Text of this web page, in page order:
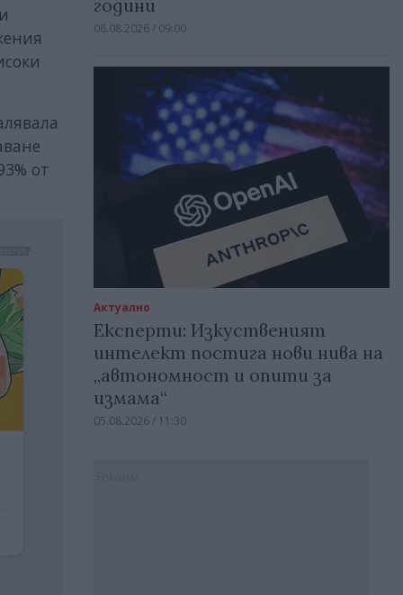
от
години
06.08.2026 / 09:00
Актуално
Експерти: Изкуственият
интелект постига нови нива на
„автономност и опити за
измама“
05.08.2026 / 11:30